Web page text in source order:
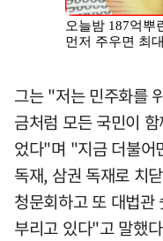
그는 "저는 민주화를
금처럼 모든 국민이
었다"며 "지금 더불어
독재, 삼권 독재로 치
청문회하고 또 대법관
부리고 있다"고 말했